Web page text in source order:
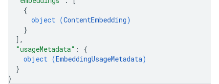
{
object (ContentEmbedding)
}
] ,
"usageMetadata" : {
object (EmbeddingUsageMetadata)
}
}